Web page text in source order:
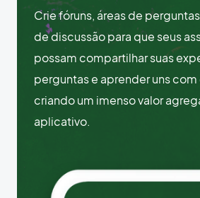
Crie fóruns, áreas de
de discussão para que seus
possam compartilhar suas
perguntas e aprender uns com
criando um imenso valor
aplicativo.